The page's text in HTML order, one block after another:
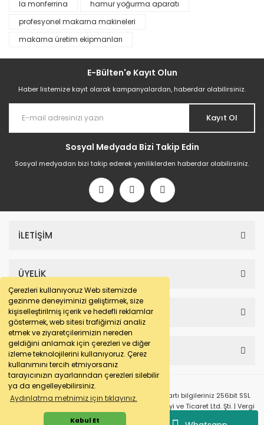
Çerezleri kullanıyoruz Web sitemizde
gezinme deneyiminizi geliştirmek, size
kişiselleştirilmiş içerik ve hedefli reklamlar
göstermek, web sitesi trafiğimizi analiz
etmek ve ziyaretçilerimizin nereden
geldiğini anlamak için çerezleri ve diğer
izleme teknolojilerini kullanıyoruz. Çerez
kullanımını tercih etmiyorsanız
tarayıcınızın ayarlarından çerezleri silebilir
ya da engelleyebilirsiniz.
Aydınlatma metnimiz için tıklayınız.
Kabul Et
Nina 170 Makarna Makinesi | Profesyonel Hamur Açma ve Kesme
369.159,17 TL
Nina 250 Makarna Makinesi | Profesyonel Hamur Açma ve Kesme
421.896,19 TL
la monferrina
hamur yoğurma aparatı
profesyonel makarna makineleri
makarna üretim ekipmanları
E-Bülten'e Kayıt Olun
Haber listemize kayıt olarak kampanyalardan, haberdar olabilirsiniz.
Kayıt Ol
Sosyal Medyada Bizi Takip Edin
Sosyal medyadan bizi takip ederek yeniliklerden haberdar olabilirsiniz.
İLETİŞİM
ÜYELİK
SAYFALAR
HESABIM
© e-makarna.com Tüm Hakları Saklıdır. Kredi kartı bilgileriniz 256bit SSL
sertifikası ile korunmaktadır. Pasfil Makine Sanayi ve Ticaret Ltd. Şti. | Vergi
No: 7220436611 | MERSİS No: 072204366100013 | Ticaret Sicil No: 586968-0